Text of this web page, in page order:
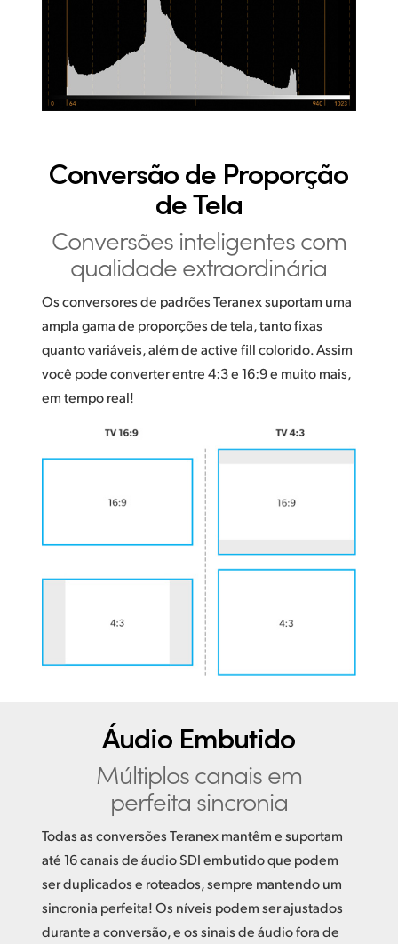
Conversão de Proporção
de Tela
Conversões inteligentescom
qualidade extraordinária
Os conversores de padrões Teranex suportam uma
ampla gama de proporções de tela, tanto fixas
quanto variáveis, além de active fill colorido. Assim
você pode converter entre 4:3 e 16:9 e muito mais,
em tempo real!
Áudio Embutido
Múltiplos canaisem
perfeita sincronia
Todas as conversões Teranex mantêm e suportam
até 16 canais de áudio SDI embutido que podem
ser duplicados e roteados, sempre mantendo um
sincronia perfeita! Os níveis podem ser ajustados
durante a conversão, e os sinais de áudio fora de